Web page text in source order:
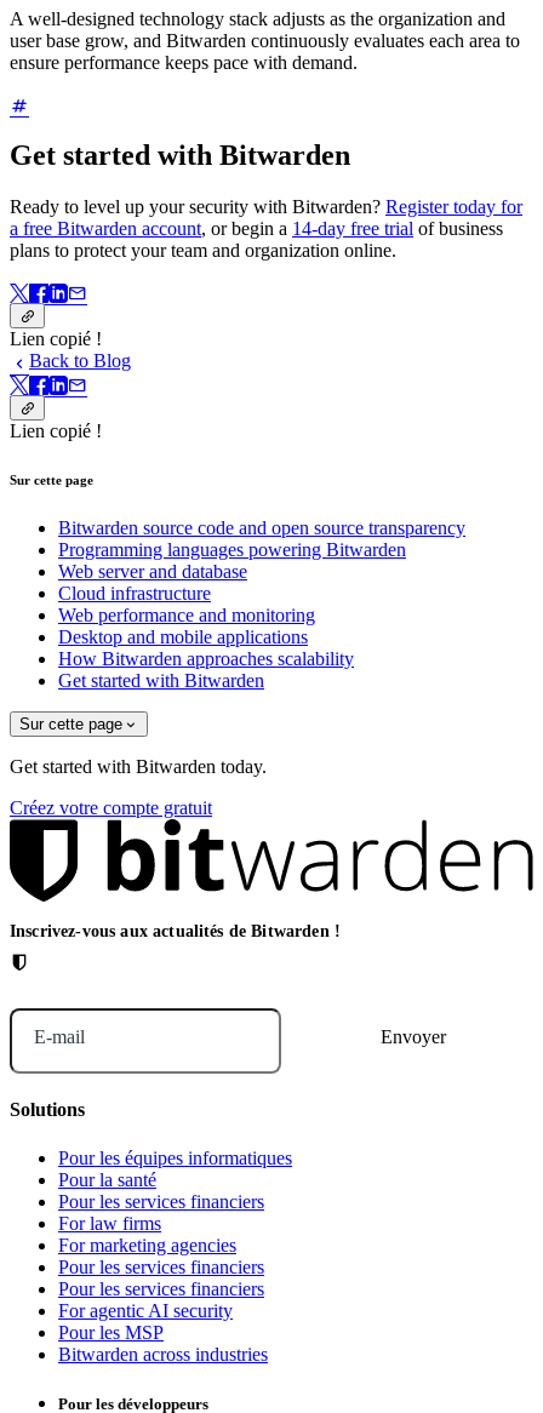
A well-designed technology stack adjusts as the organization and
user base grow, and Bitwarden continuously evaluates each area to
ensure performance keeps pace with demand.
Get started with Bitwarden
Ready to level up your security with Bitwarden? Register today for
a free Bitwarden account, or begin a 14-day free trial of business
plans to protect your team and organization online.
Lien copié !
Back to Blog
Lien copié !
Sur cette page
Bitwarden source code and open source transparency
Programming languages powering Bitwarden
Web server and database
Cloud infrastructure
Web performance and monitoring
Desktop and mobile applications
How Bitwarden approaches scalability
Get started with Bitwarden
Sur cette page
Get started with Bitwarden today.
Créez votre compte gratuit
Inscrivez-vous aux actualités de Bitwarden !
E-mail
Solutions
Pour les équipes informatiques
Pour la santé
Pour les services financiers
For law firms
For marketing agencies
Pour les services financiers
Pour les services financiers
For agentic AI security
Pour les MSP
Bitwarden across industries
Pour les développeurs